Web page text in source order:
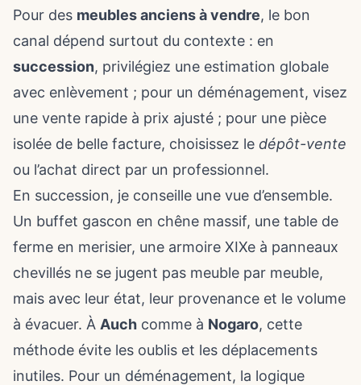
Pour des meubles anciens à vendre, le bon
canal dépend surtout du contexte : en
succession, privilégiez une estimation globale
avec enlèvement ; pour un déménagement, visez
une vente rapide à prix ajusté ; pour une pièce
isolée de belle facture, choisissez le dépôt-vente
ou l’achat direct par un professionnel.
En succession, je conseille une vue d’ensemble.
Un buffet gascon en chêne massif, une table de
ferme en merisier, une armoire XIXe à panneaux
chevillés ne se jugent pas meuble par meuble,
mais avec leur état, leur provenance et le volume
à évacuer. À Auch comme à Nogaro, cette
méthode évite les oublis et les déplacements
inutiles. Pour un déménagement, la logique